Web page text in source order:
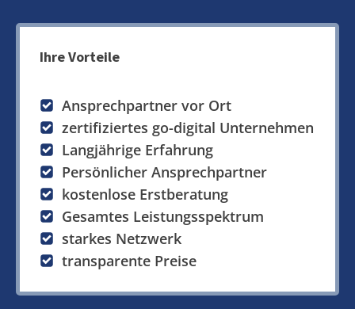
Ihre Vorteile
Ansprechpartner vor Ort
zertifiziertes go-digital Unternehmen
Langjährige Erfahrung
Persönlicher Ansprechpartner
kostenlose Erstberatung
Gesamtes Leistungsspektrum
starkes Netzwerk
transparente Preise